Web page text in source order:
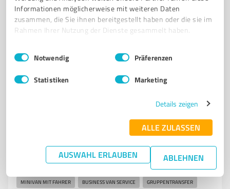
Informationen möglicherweise mit weiteren Daten
zusammen, die Sie ihnen bereitgestellt haben oder die sie im
Rahmen Ihrer Nutzung der Dienste gesammelt haben.
Impressum Datenschutzbestimmungen
Einwilligungsauswahl
Notwendig Präferenzen
Statistiken Marketing
Details zeigen
ALLE ZULASSEN
AUSWAHL ERLAUBEN ABLEHNEN
5 Reisen & Tourismus
Chauffeurservice, Flughafentransfer,
Limousinenservice, City-to-City Fahrten
CHAUFFEURSERVICE FRANKFURT
STUNDENBUCHUNG MIT FAHRER
LANGSTRECKENTRANSFER
BUSINESS TRANSFER MESSETRANSFER FRANKFURT MESSE
FIRMEN SHUTTLE
MINIVAN MIT FAHRER BUSINESS VAN SERVICE GRUPPEN­TRANSFER